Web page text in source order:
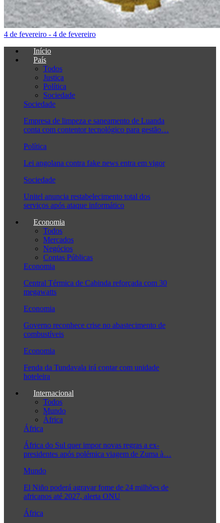
4 de fevereiro - 4 de fevereiro
Início
País
Todos
Justiça
Política
Sociedade
Sociedade
Empresa de limpeza e saneamento de Luanda
conta com contentor tecnológico para gestão…
Política
Lei angolana contra fake news entra em vigor
Sociedade
Unitel anuncia restabelecimento total dos
serviços após ataque informático
Economia
Todos
Mercados
Negócios
Contas Públicas
Economia
Central Térmica de Cabinda reforçada com 30
megawatts
Economia
Governo reconhece crise no abastecimento de
combustíveis
Economia
Fenda da Tundavala irá contar com unidade
hoteleira
Internacional
Todos
Mundo
África
África
África do Sul quer impor novas regras a ex-
presidentes após polémica viagem de Zuma à…
Mundo
El Niño poderá agravar fome de 24 milhões de
africanos até 2027, alerta ONU
África